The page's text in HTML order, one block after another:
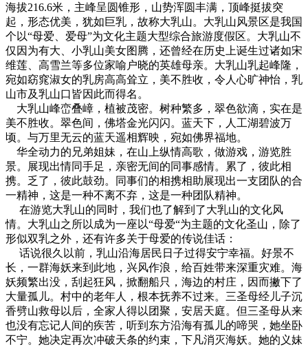
海拔216.6米，主峰呈圆锥形，山势浑圆丰满，顶峰挺拔突
起，形态优美，犹如巨乳，故称大乳山。大乳山风景区是我国
个以“母爱、爱母”为文化主题大型综合旅游度假区。大乳山不
仅因为有大、小乳山美女图腾，还曾经在历史上诞生过诸如宋
维莲、高雪兰等多位家喻户晓的英雄母亲。大乳山乳起峰隆，
宛如窈窕淑女的乳房高高耸立，美不胜收，令人心旷神怡，乳
山市及乳山口皆因此而得名。
大乳山峰峦叠嶂，植被茂密。树种繁多，翠色欲滴，实在是
美不胜收。翠色间，佛塔金光闪闪。蓝天下，人工湖碧波万
顷。与万里无云的蓝天遥相辉映，宛如佛界福地。
华全动力的兄弟姐妹，在山上纵情高歌，做游戏，游览胜
景。展现出情同手足，亲密无间的同事感情。累了，彼此相
携。乏了，彼此鼓劲。同事们的相携相助展现出一支团队的合
一精神，这是一种不离不弃，这是一种团队精神。
在游览大乳山的同时，我们也了解到了大乳山的文化风
情。大乳山之所以成为一座以“母爱“为主题的文化圣山，除了
形似双乳之外，还有许多关于母爱的传说佳话：
话说很久以前，乳山沿海居民日子过得安宁幸福。好景不
长，一群海妖来到此地，兴风作浪，给百姓带来深重灾难。海
妖频繁出没，刮起狂风，掀翻船只，海边的村庄，因而撇下了
大量孤儿。村中的老年人，根本抚养不过来。三圣母经儿子沉
香劈山救母以后，全家人得以团聚，安居天庭。但三圣母从来
也没有忘记人间的疾苦，听到东方沿海有孤儿的啼哭，她坐卧
不宁。她决定再次冲破天条的约束，下凡消灭海妖。她的义妹